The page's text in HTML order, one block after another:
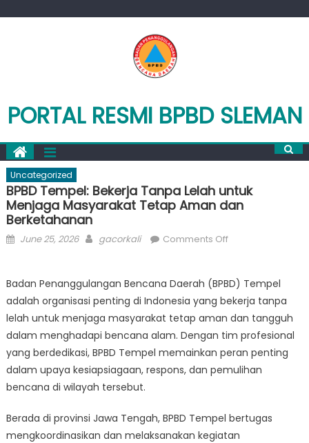
PORTAL RESMI BPBD SLEMAN
Uncategorized
BPBD Tempel: Bekerja Tanpa Lelah untuk
Menjaga Masyarakat Tetap Aman dan
Berketahanan
Posted
June 25, 2026 Author
gacorkali Comments Offon
Bekerja
Tanpa
Lelah
untuk
Menjaga
Masyarakat
dan
Berketahanan
Badan Penanggulangan Bencana Daerah (BPBD) Tempel
adalah organisasi penting di Indonesia yang bekerja tanpa
lelah untuk menjaga masyarakat tetap aman dan tangguh
dalam menghadapi bencana alam. Dengan tim profesional
yang berdedikasi, BPBD Tempel memainkan peran penting
dalam upaya kesiapsiagaan, respons, dan pemulihan
bencana di wilayah tersebut.
Berada di provinsi Jawa Tengah, BPBD Tempel bertugas
mengkoordinasikan dan melaksanakan kegiatan